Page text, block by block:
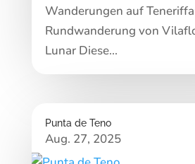
Wanderungen auf
Rundwanderung von
Lunar Diese...
Punta de Teno
Aug. 27, 2025